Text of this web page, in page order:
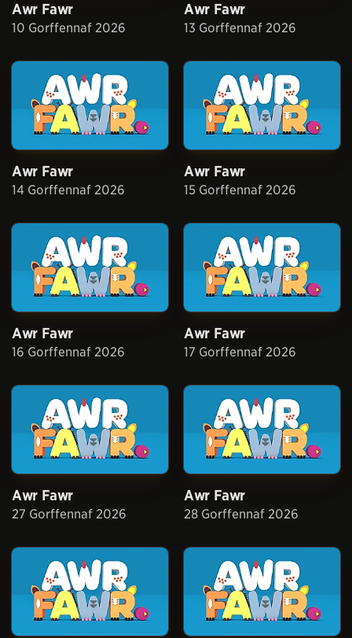
Awr Fawr
10 Gorffennaf 2026
Awr Fawr
13 Gorffennaf 2026
Awr Fawr
14 Gorffennaf 2026
Awr Fawr
15 Gorffennaf 2026
Awr Fawr
16 Gorffennaf 2026
Awr Fawr
17 Gorffennaf 2026
Awr Fawr
27 Gorffennaf 2026
Awr Fawr
28 Gorffennaf 2026